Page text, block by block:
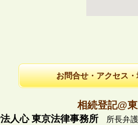
お問合せ・アクセス
相続登記@
人心 東京法律事務所 所長弁